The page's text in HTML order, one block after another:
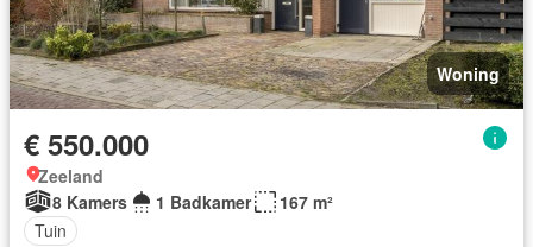
Woning
€ 550.000
Zeeland
8 Kamers
1 Badkamer
167 m²
Tuin